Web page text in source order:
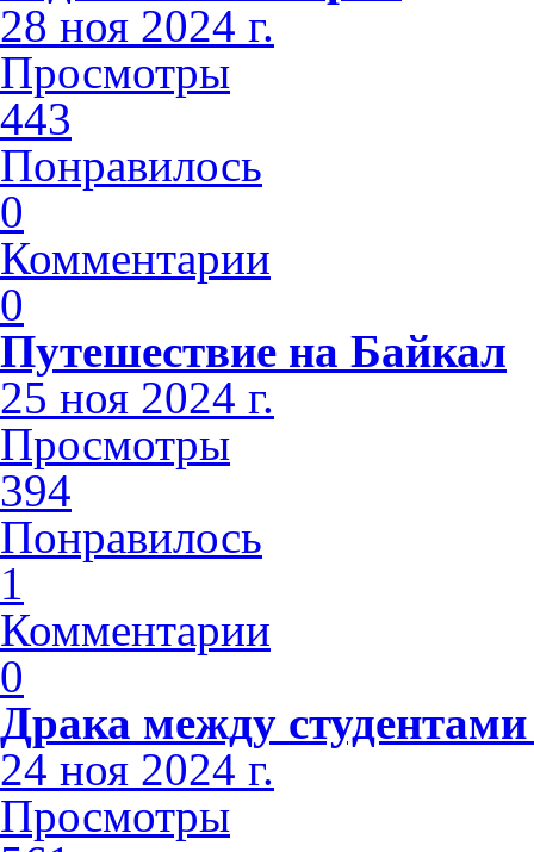
28 ноя 2024 г.
Просмотры
443
Понравилось
0
Комментарии
0
Путешествие на Байкал
25 ноя 2024 г.
Просмотры
394
Понравилось
1
Комментарии
0
Драка между
24 ноя 2024 г.
Просмотры